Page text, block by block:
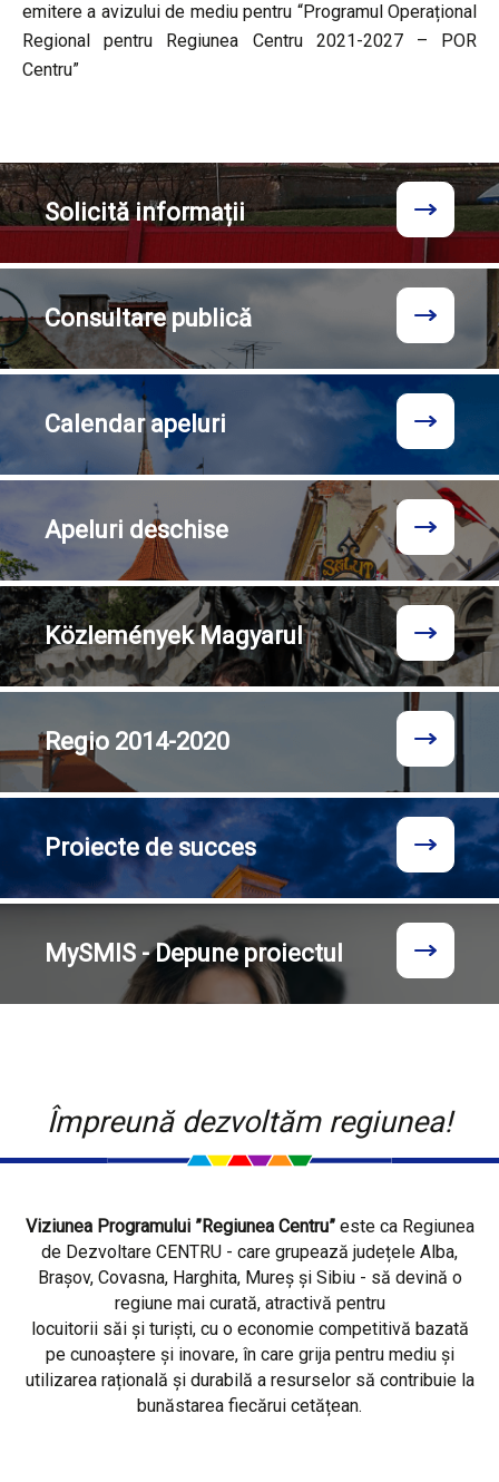
emitere a avizului de mediu pentru “Programul Operațional
Regional pentru Regiunea Centru 2021-2027 – POR
Centru”
Solicităinformații
Consultarepublică
Calendarapeluri
Apeluri deschise
KözleményekMagyarul
Regio 2014-2020
Proiecte de succes
MySMIS - Depune proiectul
Împreună dezvoltăm regiunea!
Viziunea Programului ”Regiunea Centru”este ca Regiunea
de Dezvoltare CENTRU - care grupează județele Alba,
Brașov, Covasna, Harghita, Mureș și Sibiu - să devină o
regiune mai curată, atractivă pentru
locuitorii săi și turiști, cu o economie competitivă bazată
pe cunoaștere și inovare, în care grija pentru mediu și
utilizarea rațională și durabilă a resurselor să contribuie la
bunăstarea fiecărui cetățean.